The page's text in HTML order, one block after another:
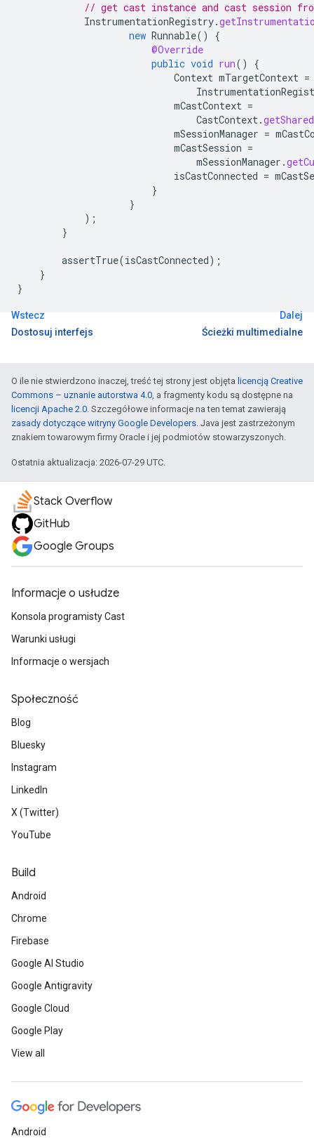
// get cast instance and cast session
InstrumentationRegistry.
new Runnable()
{
@Override
public void run()
{
Context mTargetContext =
mCastContext =
CastContext.
mSessionManager =
mCastSession =
mSessionManager .
isCastConnected =
}
}
);
}
assertTrue(isCastConnected);
}
}
Wstecz
Dostosuj interfejs
Dalej
Ścieżki multimedialne
O ile nie stwierdzono inaczej, treść tej strony jest objęta licencją Creative
Commons – uznanie autorstwa 4.0, a fragmenty kodu są dostępne na
licencji Apache 2.0. Szczegółowe informacje na ten temat zawierają
zasady dotyczące witryny Google Developers. Java jest zastrzeżonym
znakiem towarowym firmy Oracle i jej podmiotów stowarzyszonych.
Ostatnia aktualizacja: 2026-07-29 UTC.
Stack Overflow
GitHub
Google Groups
Informacje o usłudze
Konsola programisty Cast
Warunki usługi
Informacje o wersjach
Społeczność
Blog
Bluesky
Instagram
LinkedIn
X (Twitter)
YouTube
Build
Android
Chrome
Firebase
Google AI Studio
Google Antigravity
Google Cloud
Google Play
View all
Android